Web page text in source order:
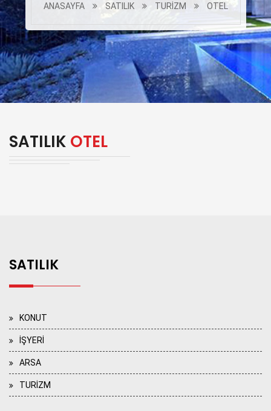
ANASAYFA SATILIK TURİZM OTEL
SATILIK OTEL
SATILIK
KONUT
İŞYERİ
ARSA
TURİZM